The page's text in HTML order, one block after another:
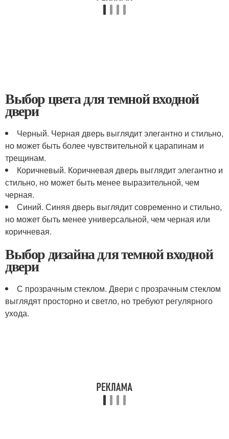
Выбор цвета для темной входной
двери
Черный. Черная дверь выглядит элегантно и стильно,
но может быть более чувствительной к царапинам и
трещинам.
Коричневый. Коричневая дверь выглядит элегантно и
стильно, но может быть менее выразительной, чем
черная.
Синий. Синяя дверь выглядит современно и стильно,
но может быть менее универсальной, чем черная или
коричневая.
Выбор дизайна для темной входной
двери
С прозрачным стеклом. Двери с прозрачным стеклом
выглядят просторно и светло, но требуют регулярного
ухода.